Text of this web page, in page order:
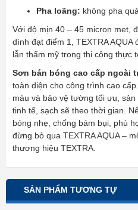
Pha loãng: không pha
Với độ mịn 40 – 45 micron met,
dính đạt điểm 1, TEXTRA
lẫn thẩm mỹ trong thi công thực
Sơn bán bóng cao cấp ngoài
toàn diện cho công trình cao
màu và bảo vệ tường tối ưu,
tinh tế, sạch sẽ theo thời gian.
bóng nhẹ, chống bám bụi, phù
đừng bỏ qua TEXTRA AQUA –
thương hiệu TEXTRA.
SẢN PHẨM TƯƠNG TỰ